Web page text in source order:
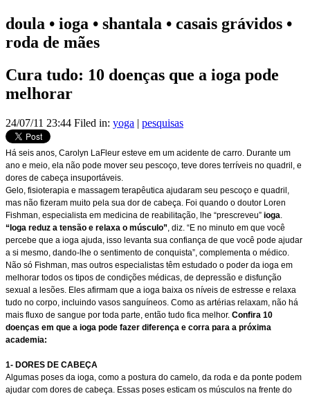
doula • ioga • shantala • casais grávidos •
roda de mães
Cura tudo: 10 doenças que a ioga pode
melhorar
24/07/11 23:44 Filed in: yoga | pesquisas
Há seis anos, Carolyn LaFleur esteve em um acidente de carro. Durante um
ano e meio, ela não pode mover seu pescoço, teve dores terríveis no quadril, e
dores de cabeça insuportáveis.
Gelo, fisioterapia e massagem terapêutica ajudaram seu pescoço e quadril,
mas não fizeram muito pela sua dor de cabeça. Foi quando o doutor Loren
Fishman, especialista em medicina de reabilitação, lhe “prescreveu” ioga.
“Ioga reduz a tensão e relaxa o músculo”, diz. “E no minuto em que você
percebe que a ioga ajuda, isso levanta sua confiança de que você pode ajudar
a si mesmo, dando-lhe o sentimento de conquista”, complementa o médico.
Não só Fishman, mas outros especialistas têm estudado o poder da ioga em
melhorar todos os tipos de condições médicas, de depressão e disfunção
sexual a lesões. Eles afirmam que a ioga baixa os níveis de estresse e relaxa
tudo no corpo, incluindo vasos sanguíneos. Como as artérias relaxam, não há
mais fluxo de sangue por toda parte, então tudo fica melhor. Confira 10
doenças em que a ioga pode fazer diferença e corra para a próxima
academia:
1- DORES DE CABEÇA
Algumas poses da ioga, como a postura do camelo, da roda e da ponte podem
ajudar com dores de cabeça. Essas poses esticam os músculos na frente do